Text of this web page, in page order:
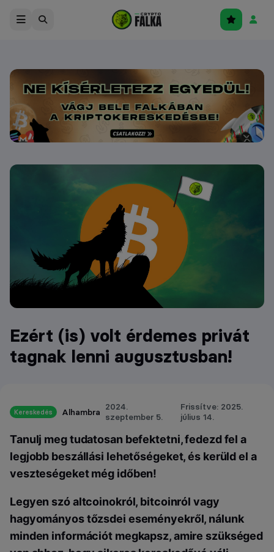
Ezért (is) volt érdemes privát
tagnak lenni augusztusban!
Kereskedés Alhambra 2024.
szeptember 5.
Frissítve: 2025.
július 14.
Tanulj meg tudatosan befektetni, fedezd fel a
legjobb beszállási lehetőségeket, és kerüld el a
veszteségeket még időben!
Legyen szó altcoinokról, bitcoinról vagy
hagyományos tőzsdei eseményekről, nálunk
minden információt megkapsz, amire szükséged